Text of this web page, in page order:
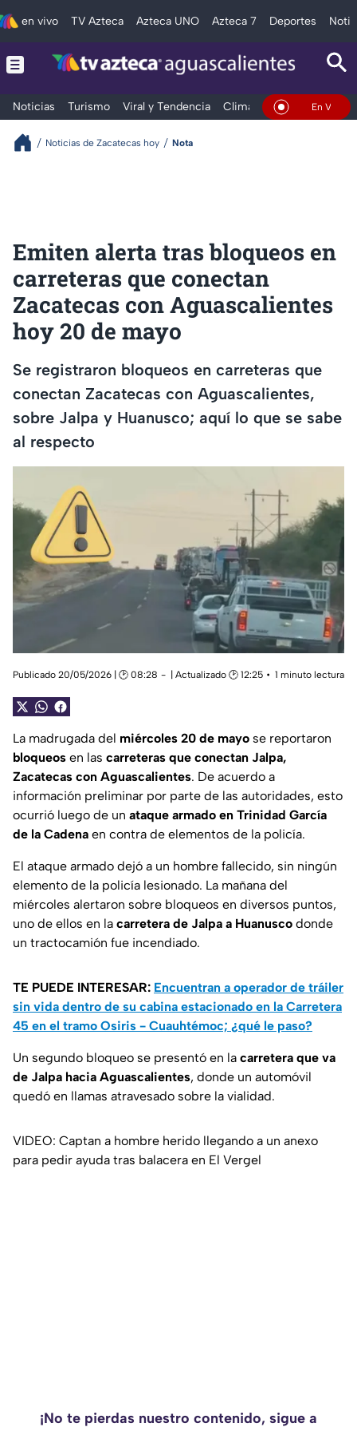
en vivo TV Azteca Azteca UNO Azteca 7 Deportes
Noticias Turismo Viral y Tendencia Clima DeportesEn Vivo
Noticias de Zacatecas hoy Nota
Emiten alerta tras bloqueos en
carreteras que conectan
Zacatecas con Aguascalientes
hoy 20 de mayo
Se registraron bloqueos en carreteras que
conectan Zacatecas con Aguascalientes,
sobre Jalpa y Huanusco; aquí lo que se sabe
al respecto
Publicado 20/05/2026 | 🕑 08:28 | Actualizado 🕑 12:25 1 minuto lectura
La madrugada del miércoles 20 de mayo se reportaron
bloqueos en las carreteras que conectan Jalpa,
Zacatecas con Aguascalientes. De acuerdo a
información preliminar por parte de las autoridades, esto
ocurrió luego de un ataque armado en Trinidad García
de la Cadena en contra de elementos de la policía.
El ataque armado dejó a un hombre fallecido, sin ningún
elemento de la policía lesionado. La mañana del
miércoles alertaron sobre bloqueos en diversos puntos,
uno de ellos en la carretera de Jalpa a Huanusco donde
un tractocamión fue incendiado.
TE PUEDE INTERESAR: Encuentran a operador de tráiler
sin vida dentro de su cabina estacionado en la Carretera
45 en el tramo Osiris - Cuauhtémoc; ¿qué le paso?
Un segundo bloqueo se presentó en la carretera que va
de Jalpa hacia Aguascalientes, donde un automóvil
quedó en llamas atravesado sobre la vialidad.
VIDEO: Captan a hombre herido llegando a un anexo
para pedir ayuda tras balacera en El Vergel
¡No te pierdas nuestro contenido, sigue a